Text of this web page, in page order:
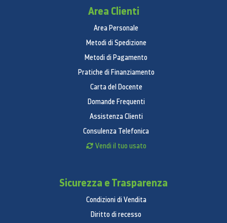
Area Clienti
Area Personale
Metodi di Spedizione
Metodi di Pagamento
Pratiche di Finanziamento
Carta del Docente
Domande Frequenti
Assistenza Clienti
Consulenza Telefonica
Vendi il tuo usato
Sicurezza e Trasparenza
Condizioni di Vendita
Diritto di recesso